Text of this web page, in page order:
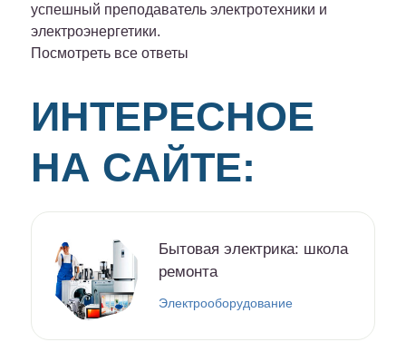
успешный преподаватель электротехники и
электроэнергетики.
Посмотреть все ответы
ИНТЕРЕСНОЕ
НА САЙТЕ:
Бытовая электрика: школа
ремонта
Электрооборудование